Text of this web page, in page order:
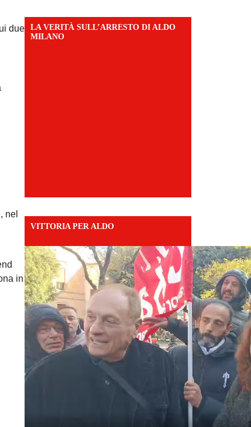
due
nel
in
LA VERITÀ SULL’ARRESTO DI ALDO
MILANO
VITTORIA PER ALDO